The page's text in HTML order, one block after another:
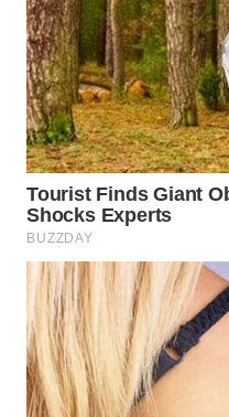
WN
BOGOR
WN
DEPOK
WN
TAPANULI
UTARA
WN
SAMOSIR
WN
PADANG